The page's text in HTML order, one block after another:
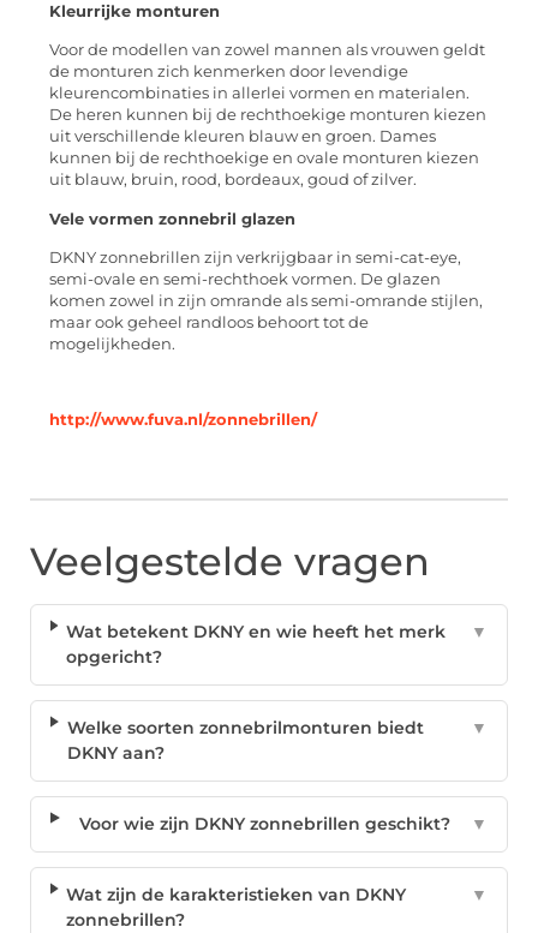
Kleurrijke monturen
Voor de modellen van zowel mannen als vrouwen geldt
de monturen zich kenmerken door levendige
kleurencombinaties in allerlei vormen en materialen.
De heren kunnen bij de rechthoekige monturen kiezen
uit verschillende kleuren blauw en groen. Dames
kunnen bij de rechthoekige en ovale monturen kiezen
uit blauw, bruin, rood, bordeaux, goud of zilver.
Vele vormen zonnebril glazen
DKNY zonnebrillen zijn verkrijgbaar in semi-cat-eye,
semi-ovale en semi-rechthoek vormen. De glazen
komen zowel in zijn omrande als semi-omrande stijlen,
maar ook geheel randloos behoort tot de
mogelijkheden.
http://www.fuva.nl/zonnebrillen/
Veelgestelde vragen
Wat betekent DKNY en wie heeft het merk
opgericht?
▼
Welke soorten zonnebrilmonturen biedt
DKNY aan?
▼
Voor wie zijn DKNY zonnebrillen geschikt? ▼
Wat zijn de karakteristieken van DKNY
zonnebrillen?
▼